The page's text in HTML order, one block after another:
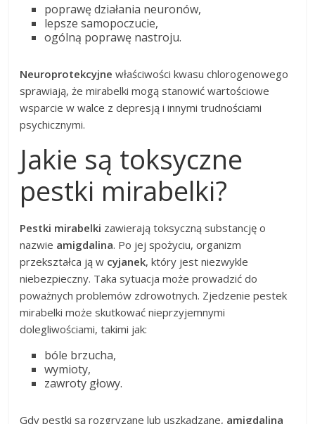
poprawę działania neuronów,
lepsze samopoczucie,
ogólną poprawę nastroju.
Neuroprotekcyjne właściwości kwasu chlorogenowego
sprawiają, że mirabelki mogą stanowić wartościowe
wsparcie w walce z depresją i innymi trudnościami
psychicznymi.
Jakie są toksyczne
pestki mirabelki?
Pestki mirabelki zawierają toksyczną substancję o
nazwie amigdalina. Po jej spożyciu, organizm
przekształca ją w cyjanek, który jest niezwykle
niebezpieczny. Taka sytuacja może prowadzić do
poważnych problemów zdrowotnych. Zjedzenie pestek
mirabelki może skutkować nieprzyjemnymi
dolegliwościami, takimi jak:
bóle brzucha,
wymioty,
zawroty głowy.
Gdy pestki są rozgryzane lub uszkadzane, amigdalina